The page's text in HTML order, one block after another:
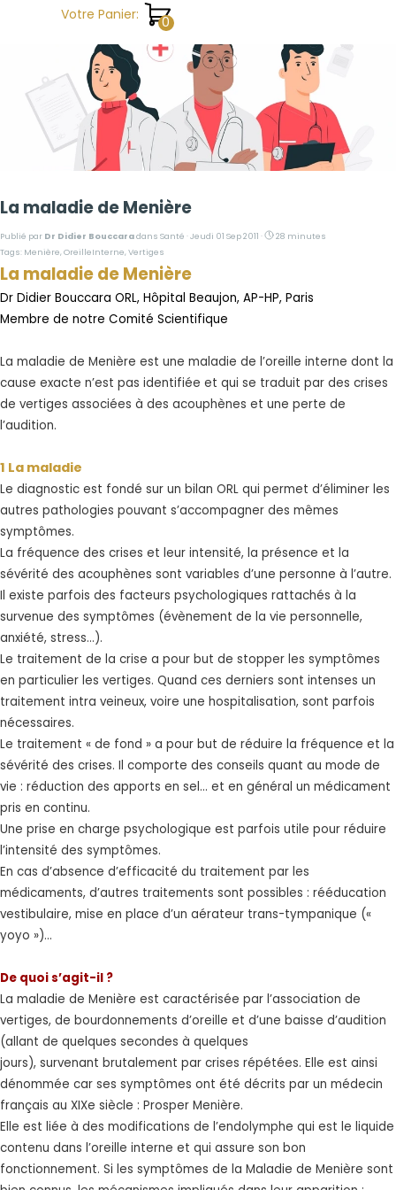
Aller au contenuVotre Panier:
La maladie de Menière
Publié par Dr Didier Bouccaradans Santé · Jeudi 01 Sep 2011 ·
28 minutes
Tags: Menière, OreilleInterne, Vertiges
La maladie de Menière
Dr Didier Bouccara ORL, Hôpital Beaujon, AP-HP, Paris
Membre de notre Comité Scientifique
La maladie de Menière est une maladie de l’oreille interne dont la
cause exacte n’est pas identifiée et qui se traduit par des crises
de vertiges associées à des acouphènes et une perte de
l’audition.
1 La maladie
Le diagnostic est fondé sur un bilan ORL qui permet d’éliminer les
autres pathologies pouvant s’accompagner des mêmes
symptômes.
La fréquence des crises et leur intensité, la présence et la
sévérité des acouphènes sont variables d’une personne à l’autre.
Il existe parfois des facteurs psychologiques rattachés à la
survenue des symptômes (évènement de la vie personnelle,
anxiété, stress…).
Le traitement de la crise a pour but de stopper les symptômes
en particulier les vertiges. Quand ces derniers sont intenses un
traitement intra veineux, voire une hospitalisation, sont parfois
nécessaires.
Le traitement « de fond » a pour but de réduire la fréquence et la
sévérité des crises. Il comporte des conseils quant au mode de
vie : réduction des apports en sel… et en général un médicament
pris en continu.
Une prise en charge psychologique est parfois utile pour réduire
l’intensité des symptômes.
En cas d’absence d’efficacité du traitement par les
médicaments, d’autres traitements sont possibles : rééducation
vestibulaire, mise en place d’un aérateur trans-tympanique («
yoyo »)…
De quoi s’agit-il ?
La maladie de Menière est caractérisée par l’association de
vertiges, de bourdonnements d’oreille et d’une baisse d’audition
(allant de quelques secondes à quelques
jours), survenant brutalement par crises répétées. Elle est ainsi
dénommée car ses symptômes ont été décrits par un médecin
français au XIXe siècle : Prosper Menière.
Elle est liée à des modifications de l’endolymphe qui est le liquide
contenu dans l’oreille interne et qui assure son bon
fonctionnement. Si les symptômes de la Maladie de Menière sont